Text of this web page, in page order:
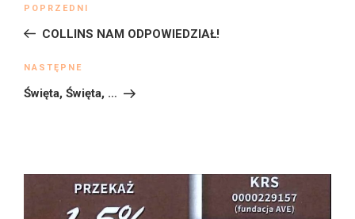
Poprzedni
wpis
POPRZEDNI
COLLINS NAM ODPOWIEDZIAŁ!
Następny
wpis
NASTĘPNE
Święta, Święta, …